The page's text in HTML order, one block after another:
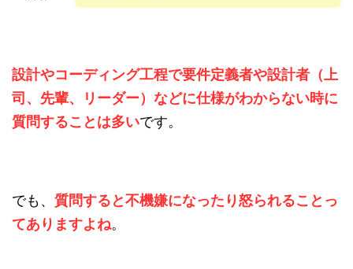
設計やコーディング工程で要件定義者や設計者（上
司、先輩、リーダー）などに仕様がわからない時に
質問することは多いです。
でも、 質問すると不機嫌になったり怒られることっ
てありますよね。